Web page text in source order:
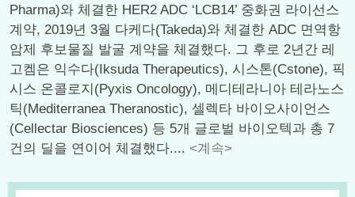
Pharma)와 체결한 HER2 ADC ‘LCB14’ 중화권 라이선스
계약, 2019년 3월 다케다(Takeda)와 체결한 ADC 면역항
암제 후보물질 발굴 계약을 체결했다. 그 후로 2년간 레
고켐은 익수다(Iksuda Therapeutics), 시스톤(Cstone), 픽
시스 온콜로지(Pyxis Oncology), 메디테라니아 테라노스
틱(Mediterranea Theranostic), 셀렉타 바이오사이언스
(Cellectar Biosciences) 등 5개 글로벌 바이오텍과 총 7
건의 딜을 연이어 체결했다.... <계속>